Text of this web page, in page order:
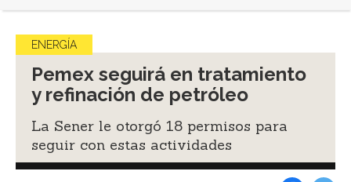
ENERGÍA
Pemex seguirá en tratamiento
y refinación de petróleo
La Sener le otorgó 18 permisos para
seguir con estas actividades